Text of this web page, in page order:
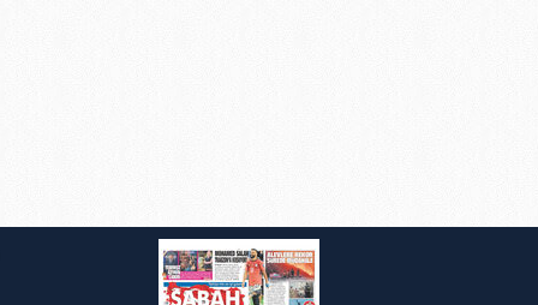
detaylı bilgi için Ayarlar